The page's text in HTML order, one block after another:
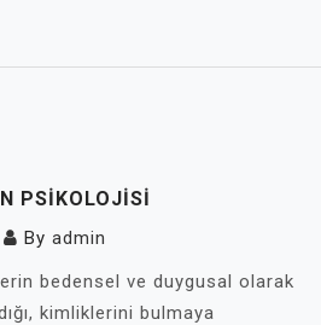
PSIKOLOJISI
By admin
bedensel ve duygusal olarak
kimliklerini bulmaya